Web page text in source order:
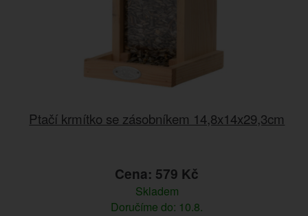
Ptačí krmítko se zásobníkem 14,8x14x29,3cm
Cena: 579 Kč
Skladem
Doručíme do: 10.8.